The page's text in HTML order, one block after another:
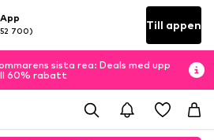
700) Till appen
sista rea: Deals med upp
60% rabatt